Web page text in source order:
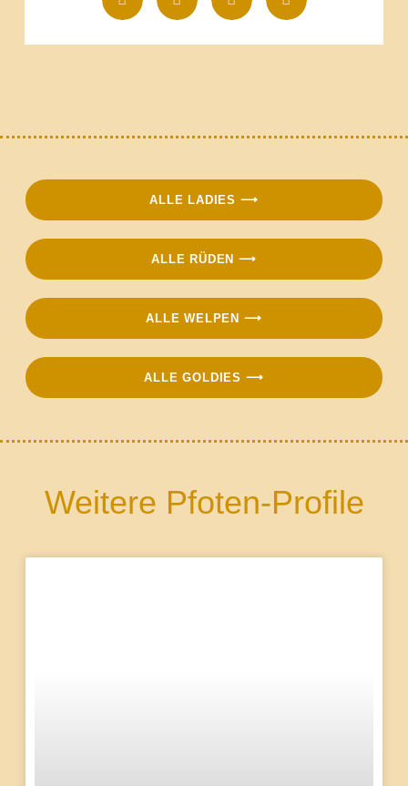
ALLE LADIES ⟶
ALLE RÜDEN ⟶
ALLE WELPEN ⟶
ALLE GOLDIES ⟶
Weitere Pfoten-Profile